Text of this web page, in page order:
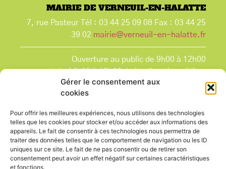
Gérer le consentement aux
cookies
Pour offrir les meilleures expériences, nous utilisons des technologies
telles que les cookies pour stocker et/ou accéder aux informations des
appareils. Le fait de consentir à ces technologies nous permettra de
traiter des données telles que le comportement de navigation ou les ID
uniques sur ce site. Le fait de ne pas consentir ou de retirer son
consentement peut avoir un effet négatif sur certaines caractéristiques
et fonctions.
MAIRIE DE VERNEUIL-EN-HALATTE
7, rue Pasteur Tél : 03 44 25 09 08 Fax : 03 44 25
39 02 mairie@verneuil-en-halatte.fr
Ouverture au public de 9h00 à 12h00
et de 14h00 à 18h00 du lundi après-midi au
vendredi,
et le samedi de 9h00 à 12h00.
que les jours fériés.